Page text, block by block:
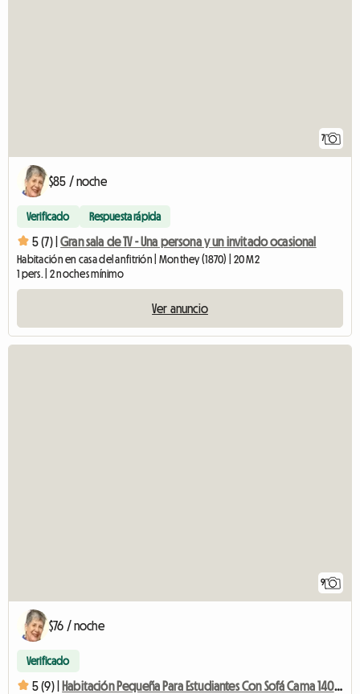
7
$85 / noche
Verificado Respuesta rápida
5 (7) | Gran sala de TV - Una persona y un invitado ocasional
Habitación en casa del anfitrión | Monthey (1870) | 20 M2
1 pers. | 2 noches mínimo
Ver anuncio
9
$76 / noche
Verificado
5 (9) | Habitación Pequeña Para Estudiantes Con Sofá Cama 140x190cm